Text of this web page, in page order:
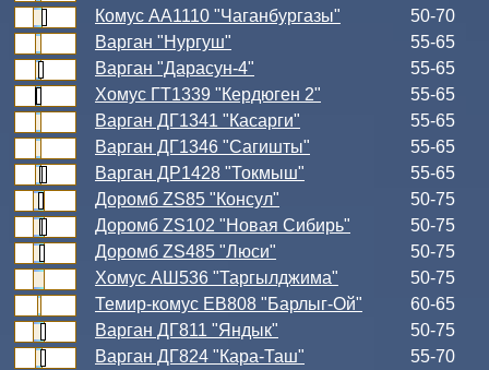
Комус АА1110 "Чаганбургазы"
50-70
Варган "Нургуш"
55-65
Варган "Дарасун-4"
55-65
Хомус ГТ1339 "Кердюген 2"
55-65
Варган ДГ1341 "Касарги"
55-65
Варган ДГ1346 "Сагишты"
55-65
Варган ДР1428 "Токмыш"
55-65
Доромб ZS85 "Консул"
50-75
Доромб ZS102 "Новая Сибирь"
50-75
Доромб ZS485 "Люси"
50-75
Хомус АШ536 "Таргылджима"
50-75
Темир-комус ЕВ808 "Барлыг-Ой"
60-65
Варган ДГ811 "Яндык"
50-75
Варган ДГ824 "Кара-Таш"
55-70